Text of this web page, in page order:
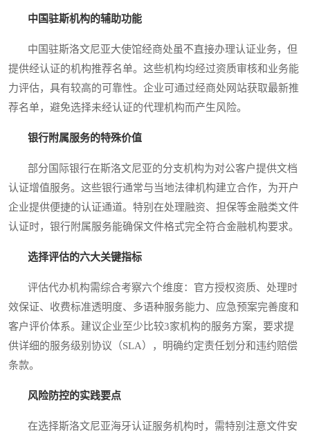
中国驻斯机构的辅助功能
中国驻斯洛文尼亚大使馆经商处虽不直接办理认证业务，但
提供经认证的机构推荐名单。这些机构均经过资质审核和业务能
力评估，具有较高的可靠性。企业可通过经商处网站获取最新推
荐名单，避免选择未经认证的代理机构而产生风险。
银行附属服务的特殊价值
部分国际银行在斯洛文尼亚的分支机构为对公客户提供文档
认证增值服务。这些银行通常与当地法律机构建立合作，为开户
企业提供便捷的认证通道。特别在处理融资、担保等金融类文件
认证时，银行附属服务能确保文件格式完全符合金融机构要求。
选择评估的六大关键指标
评估代办机构需综合考察六个维度：官方授权资质、处理时
效保证、收费标准透明度、多语种服务能力、应急预案完善度和
客户评价体系。建议企业至少比较3家机构的服务方案，要求提
供详细的服务级别协议（SLA），明确约定责任划分和违约赔偿
条款。
风险防控的实践要点
在选择斯洛文尼亚海牙认证服务机构时，需特别注意文件安